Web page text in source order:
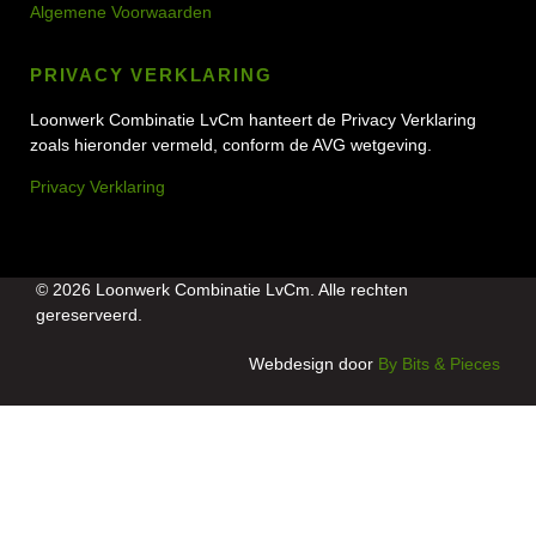
Algemene Voorwaarden
PRIVACY VERKLARING
Loonwerk Combinatie LvCm hanteert de Privacy Verklaring
zoals hieronder vermeld, conform de AVG wetgeving.
Privacy Verklaring
© 2026 Loonwerk Combinatie LvCm. Alle rechten
gereserveerd.
Webdesign door By Bits & Pieces